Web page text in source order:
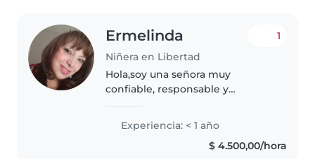
Ermelinda
Niñera en Libertad
1
Hola,soy una señora muy
confiable, responsable y
cuido y con las personas que
integren el grupo familiar,me
adapto fácilmente,no tengo
Experiencia: < 1 año
$ 4.500,00/hora